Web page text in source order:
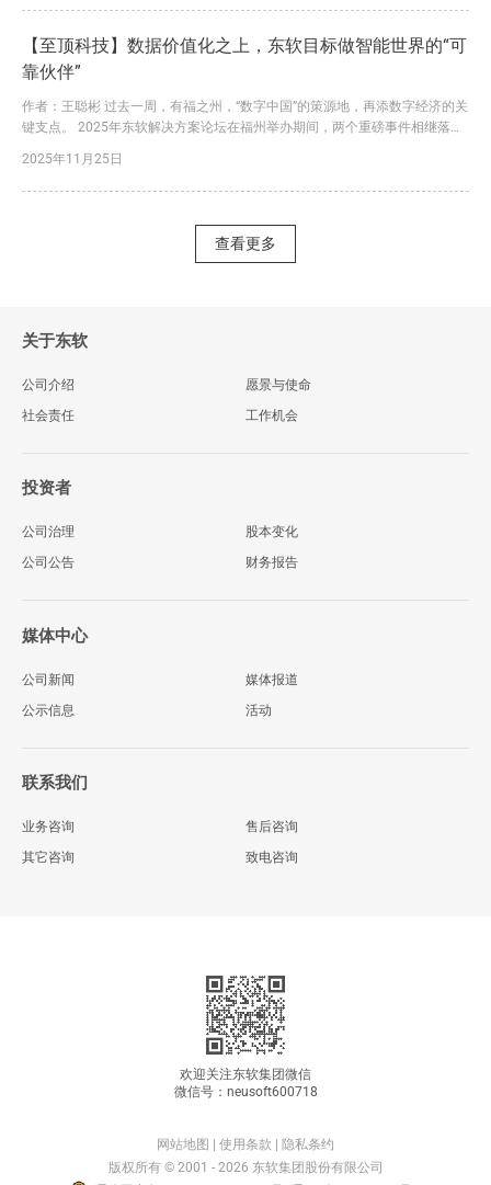
后工业时代向人工智能时代加速迈进。 这是一次能够改写人类命运、重塑人
【至顶科技】数据价值化之上，东软目标做智能世界的“可
靠伙伴”
作者：王聪彬 过去一周，有福之州，“数字中国”的策源地，再添数字经济的关
键支点。 2025年东软解决方案论坛在福州举办期间，两个重磅事件相继落
中心等落地福州新区（长乐区）。 双方将在数字政府服务能力提升、数字经
济产业创新、医疗健康产业发展、康养科技服务等领域开展全面合作，促进数
2025年11月25日
查看更多
关于东软
公司介绍
愿景与使命
社会责任
工作机会
投资者
公司治理
股本变化
公司公告
财务报告
媒体中心
公司新闻
媒体报道
公示信息
活动
联系我们
业务咨询
售后咨询
其它咨询
致电咨询
欢迎关注东软集团微信
微信号：neusoft600718
网站地图 使用条款
隐私条约
版权所有 © 2001 - 2026 东软集团股份有限公司